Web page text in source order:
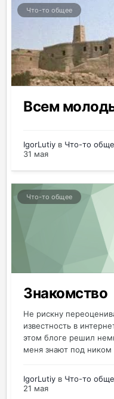
Что-то общее
Всем
IgorLutiy в Что-то
31 мая
Что-то общее
Знакомство
Не рискну
известность в
этом блоге решил
меня знают под
IgorLutiy в Что-то
21 мая